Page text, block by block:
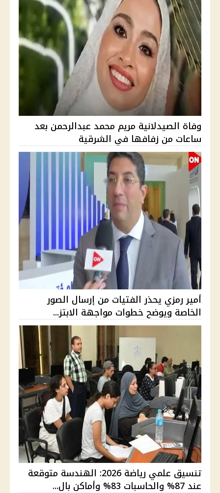
وفاة الصيدلانية مريم محمد عبدالرحمن بعد
ساعات من زفافها في الشرقية
أمير رمزي يحذر الفتيات من إرسال الصور
الخاصة ويوضح خطوات مواجهة الابتز...
تنسيق علمي رياضة 2026: الهندسة متوقعة
عند 87% والحاسبات 83% وأماكن بال...